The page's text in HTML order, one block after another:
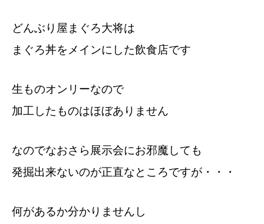
どんぶり屋まぐろ大将は
まぐろ丼をメインにした飲食店です
生ものオンリーなので
加工したものはほぼありません
なのでなおさら展示会にお邪魔しても
発掘出来ないのが正直なところですが・・・
何があるか分かりませんし